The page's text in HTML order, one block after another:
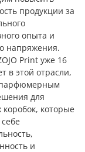
продукции за
опыта и
напряжения.
Print уже 16
в этой отрасли,
парфюмерным
для
которые
и